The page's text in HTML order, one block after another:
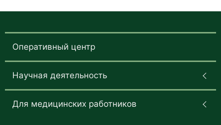
Оперативный центр
Научная деятельность
Для медицинских работников